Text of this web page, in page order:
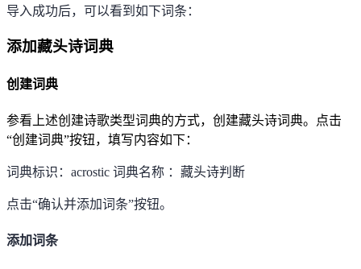
导入成功后，可以看到如下词条：
添加藏头诗词典
创建词典
参看上述创建诗歌类型词典的方式，创建藏头诗词典。点击
“创建词典”按钮，填写内容如下：
词典标识： acrostic 词典名称 ：藏头诗判断
点击“确认并添加词条”按钮。
添加词条